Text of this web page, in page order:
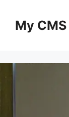
contentMy CMS